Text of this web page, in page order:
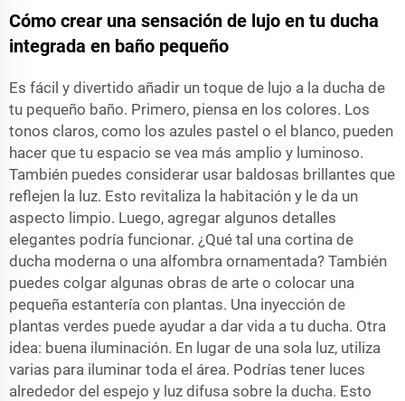
Cómo crear una sensación de lujo en tu ducha
integrada en baño pequeño
Es fácil y divertido añadir un toque de lujo a la ducha de
tu pequeño baño. Primero, piensa en los colores. Los
tonos claros, como los azules pastel o el blanco, pueden
hacer que tu espacio se vea más amplio y luminoso.
También puedes considerar usar baldosas brillantes que
reflejen la luz. Esto revitaliza la habitación y le da un
aspecto limpio. Luego, agregar algunos detalles
elegantes podría funcionar. ¿Qué tal una cortina de
ducha moderna o una alfombra ornamentada? También
puedes colgar algunas obras de arte o colocar una
pequeña estantería con plantas. Una inyección de
plantas verdes puede ayudar a dar vida a tu ducha. Otra
idea: buena iluminación. En lugar de una sola luz, utiliza
varias para iluminar toda el área. Podrías tener luces
alrededor del espejo y luz difusa sobre la ducha. Esto